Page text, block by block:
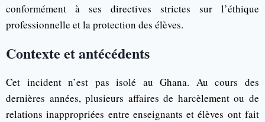
conformément à ses directives strictes sur l’éthique
professionnelle et la protection des élèves.
Contexte et antécédents
Cet incident n’est pas isolé au Ghana. Au cours des
dernières années, plusieurs affaires de harcèlement ou de
relations inappropriées entre enseignants et élèves ont fait